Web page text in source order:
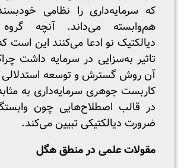
که سرمایه‌داری را نظامی
هم‌وابسته می‌داند. آنچه گروه
دیالکتیک نو ادعا می‌کنند این
تاثیر به‌سزایی در سرمایه داشت
آن روش گسترش و توسعه استدلالی
کاربست جوهری سرمایه‌داری به
در قالب اصطلاح‌هایی چون
ضرورت دیالکتیکی تبیین می‌کند.
مقولات علمی در منطق هگل